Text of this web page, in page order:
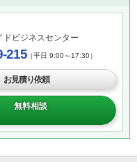
ドビジネスセンター
215（平日 9:00～17:30）
お見積り依頼
無料相談